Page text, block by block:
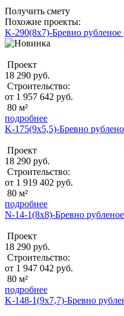
Получить смету
Похожие проекты:
K-290(8x7)-Бревно
Проект
18 290 руб.
Строительство:
от 1 957 642 руб.
80 м²
подробнее
K-175(9х5,5)-Бревно
Проект
18 290 руб.
Строительство:
от 1 919 402 руб.
80 м²
подробнее
N-14-1(8х8)-Бревно
Проект
18 290 руб.
Строительство:
от 1 947 042 руб.
80 м²
подробнее
K-148-1(9х7,7)-Бревно